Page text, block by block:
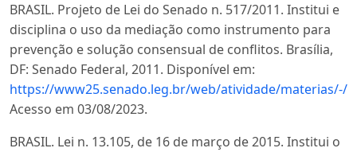
BRASIL. Projeto de Lei do Senado n. 517/2011. Institui e
disciplina o uso da mediação como instrumento para
prevenção e solução consensual de conflitos. Brasília,
DF: Senado Federal, 2011. Disponível em:
https://www25.senado.leg.br/web/atividade/materias/-/
Acesso em 03/08/2023.
BRASIL. Lei n. 13.105, de 16 de março de 2015. Institui o